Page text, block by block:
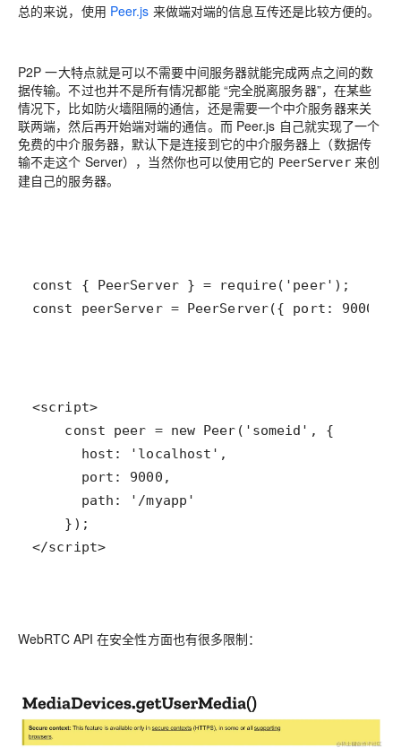
总的来说，使用 Peer.js 来做端对端的信息互传还是比较方便的。
P2P 一大特点就是可以不需要中间服务器就能完成两点之间的数
据传输。不过也并不是所有情况都能 “完全脱离服务器”，在某些
情况下，比如防火墙阻隔的通信，还是需要一个中介服务器来关
联两端，然后再开始端对端的通信。而 Peer.js 自己就实现了一个
免费的中介服务器，默认下是连接到它的中介服务器上（数据传
输不走这个 Server），当然你也可以使用它的 PeerServer来创
建自己的服务器。
const peerServer = PeerServer({ port:
<script>
</script>
WebRTC API 在安全性方面也有很多限制：